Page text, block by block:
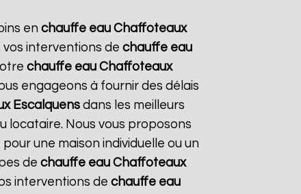
en chauffe eau Chaffoteaux
interventions de chauffe eau
chauffe eau Chaffoteaux
engageons à fournir des délais
Escalquens dans les meilleurs
locataire. Nous vous proposons
pour une maison individuelle ou un
de chauffe eau Chaffoteaux
interventions de chauffe eau